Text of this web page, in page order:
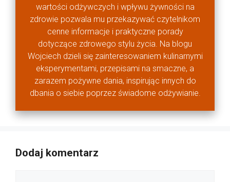
wartości odżywczych i wpływu żywności na
zdrowie pozwala mu przekazywać czytelnikom
cenne informacje i praktyczne porady
dotyczące zdrowego stylu życia. Na blogu
Wojciech dzieli się zainteresowaniem kulinarnymi
eksperymentami, przepisami na smaczne, a
zarazem pożywne dania, inspirując innych do
dbania o siebie poprzez świadome odżywianie.
Dodaj komentarz